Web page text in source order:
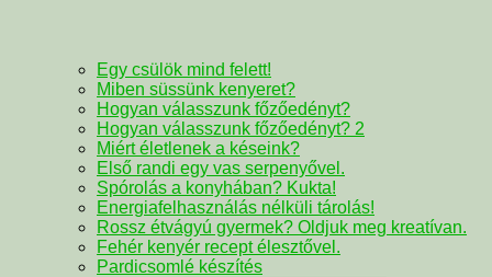
Egy csülök mind felett!
Miben süssünk kenyeret?
Hogyan válasszunk főzőedényt?
Hogyan válasszunk főzőedényt? 2
Miért életlenek a késeink?
Első randi egy vas serpenyővel.
Spórolás a konyhában? Kukta!
Energiafelhasználás nélküli tárolás!
Rossz étvágyú gyermek? Oldjuk meg kreatívan.
Fehér kenyér recept élesztővel.
Pardicsomlé készítés